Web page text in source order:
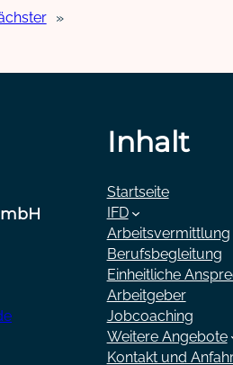
»
Inhalt
Startseite
IFD
Arbeitsvermittlung
Berufsbegleitung
Einheitliche
Arbeitgeber
Jobcoaching
Weitere Angebote
Kontakt und